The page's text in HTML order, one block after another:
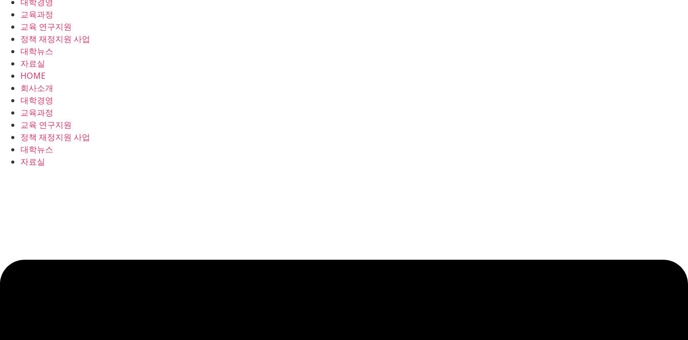
교육과정
교육 연구지원
정책 재정지원 사업
대학뉴스
자료실
HOME
회사소개
대학경영
교육과정
교육 연구지원
정책 재정지원 사업
대학뉴스
자료실